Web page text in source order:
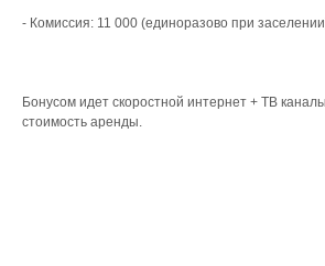
- Комиссия: 11 000 (единоразово при
Бонусом идет скоростной интернет + ТВ
стоимость аренды.